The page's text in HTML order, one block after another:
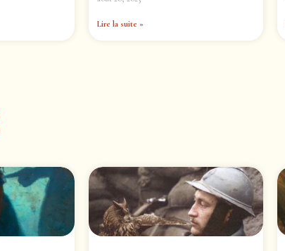
Lire la suite »